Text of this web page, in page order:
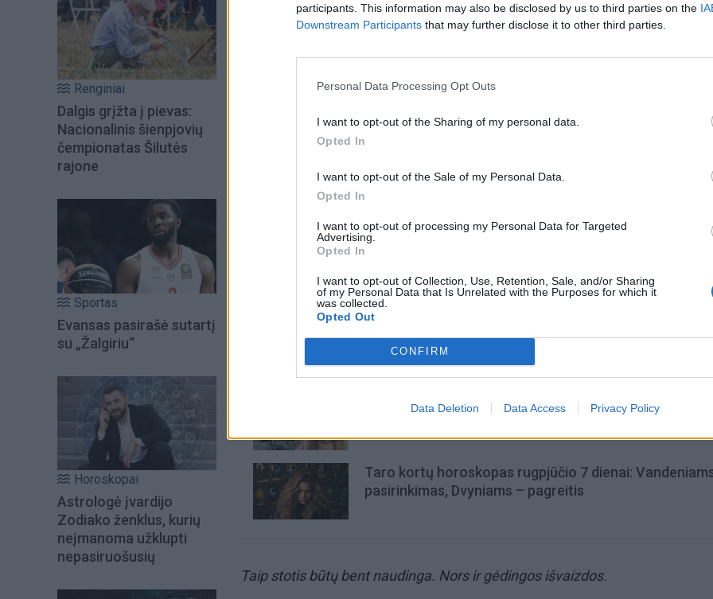
participants. This information may also be disclosed by us to third parties on the
Downstream Participants that may further disclose it to other third parties.
Personal Data Processing Opt Outs
I want to opt-out of the Sharing of my personal data.
Opted In
I want to opt-out of the Sale of my Personal Data.
Opted In
I want to opt-out of processing my Personal Data for Targeted
Advertising.
Opted In
I want to opt-out of Collection, Use, Retention, Sale, and/or Sharing
of my Personal Data that Is Unrelated with the Purposes for which it
was collected.
Opted Out
CONFIRM
Data Deletion Data Access Privacy Policy
Renginiai
Dalgis grįžta į pievas:
Nacionalinis šienpjovių
čempionatas Šilutės
rajone
Sportas
Evansas pasirašė sutartį
su „Žalgiriu“
Horoskopai
Astrologė įvardijo
Zodiako ženklus, kurių
neįmanoma užklupti
nepasiruošusių
Jau įsivaizduoju atsakymą: „Tu ką, nesupranti, kad visi „bomžai“ ir „pijokai“
tavo laukiamąjį sueis, ir speigas tau bus daug malonesnis už nuo jų
tvaiką?!“ Labai gali būti. Tačiau juk nebūtina laukiamojo laikyti atidaro visą
Žiemą galima jį atrakinti sulig pirmojo autobuso maršruto laiku.
Šiuo metu skaitomiausi
Aiškiaregės pranašystė: numatė katastrofišką karo
Taro kortų horoskopas rugpjūčio 7 dienai:
pasirinkimas, Dvyniams – pagreitis
Taip stotis būtų bent naudinga. Nors ir gėdingos išvaizdos.